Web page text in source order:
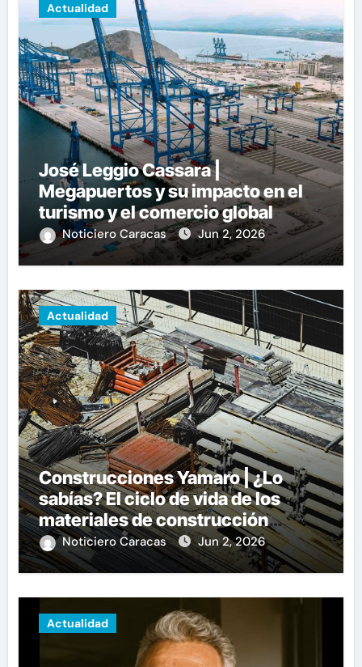
Actualidad
José Leggio Cassara |
Megapuertos y su impacto en el
turismo y el comercio global
Noticiero Caracas Jun 2, 2026
Actualidad
Construcciones Yamaro | ¿Lo
sabías? El ciclo de vida de los
materiales de construcción
revoluciona eficiencia en
proyectos modernos
Noticiero Caracas Jun 2, 2026
Actualidad